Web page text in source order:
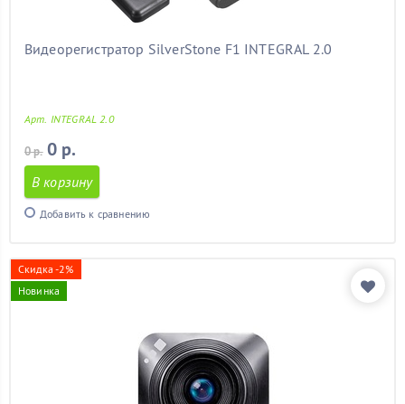
Видеорегистратор SilverStone F1 INTEGRAL 2.0
Арт. INTEGRAL 2.0
0 р. 0 р.
В корзину
Добавить к сравнению
Скидка -2%
Новинка